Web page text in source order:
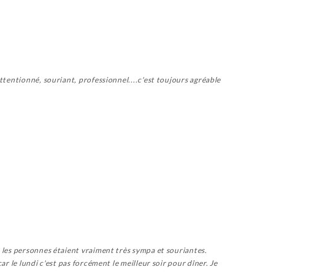
souriant, professionnel....c'est toujours agréable
personnes étaient vraiment très sympa et souriantes.
le lundi c'est pas forcément le meilleur soir pour dîner. Je